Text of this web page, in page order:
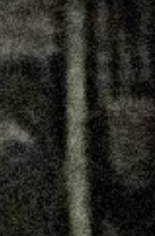
・おむすびへのこだわり
用あんこの販売